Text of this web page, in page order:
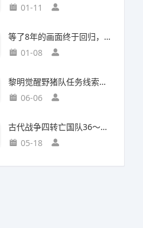
01-11
等了8年的画面终于回归，这个Mod竟然让《巫师3》重现当年神级预告
01-08
黎明觉醒野猪队任务线索断了如何继续？野猪王称号获取攻略
06-06
古代战争四转亡国队36～38图部分推图记录
05-18